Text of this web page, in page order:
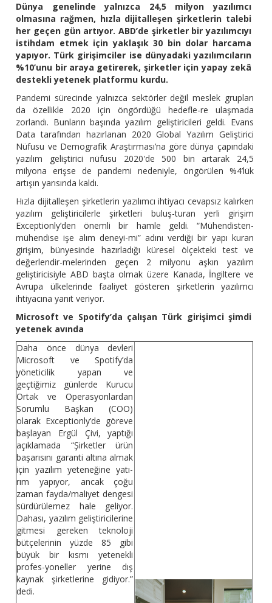
Dünya genelinde yalnızca 24,5 milyon yazılımcı
olmasına rağmen, hızla dijitalleşen şirketlerin talebi
her geçen gün artıyor. ABD’de şirketler bir yazılımcıyı
istihdam etmek için yaklaşık 30 bin dolar harcama
yapıyor. Türk girişimciler ise dünyadaki yazılımcıların
%10’unu bir araya getirerek, şirketler için yapay zekâ
destekli yetenek platformu kurdu.
Pandemi sürecinde yalnızca sektörler değil meslek grupları
da özellikle 2020 için öngördüğü hedefle-re ulaşmada
zorlandı. Bunların başında yazılım geliştiricileri geldi. Evans
Data tarafından hazırlanan 2020 Global Yazılım Geliştirici
Nüfusu ve Demografik Araştırması’na göre dünya çapındaki
yazılım geliştirici nüfusu 2020'de 500 bin artarak 24,5
milyona erişse de pandemi nedeniyle, öngörülen %4’lük
artışın yarısında kaldı.
Hızla dijitalleşen şirketlerin yazılımcı ihtiyacı cevapsız kalırken
yazılım geliştiricilerle şirketleri buluş-turan yerli girişim
Exceptionly’den önemli bir hamle geldi. “Mühendisten-
mühendise işe alım deneyi-mi” adını verdiği bir yapı kuran
girişim, bünyesinde hazırladığı küresel ölçekteki test ve
değerlendir-melerinden geçen 2 milyonu aşkın yazılım
geliştiricisiyle ABD başta olmak üzere Kanada, İngiltere ve
Avrupa ülkelerinde faaliyet gösteren şirketlerin yazılımcı
ihtiyacına yanıt veriyor.
Microsoft ve Spotify’da çalışan Türk girişimci şimdi
yetenek avında
Daha önce dünya devleri
Microsoft ve Spotify’da
yöneticilik yapan ve
geçtiğimiz günlerde Kurucu
Ortak ve Operasyonlardan
Sorumlu Başkan (COO)
olarak Exceptionly’de göreve
başlayan Ergül Çivi, yaptığı
açıklamada “Şirketler ürün
başarısını garanti altına almak
için yazılım yeteneğine yatı-
rım yapıyor, ancak çoğu
zaman fayda/maliyet dengesi
sürdürülemez hale geliyor.
Dahası, yazılım geliştiricilerine
gitmesi gereken teknoloji
bütçelerinin yüzde 85 gibi
büyük bir kısmı yetenekli
profes-yoneller yerine dış
kaynak şirketlerine gidiyor.”
dedi.